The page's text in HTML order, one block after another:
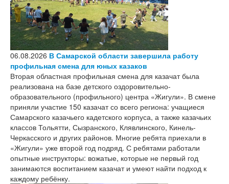
06.08.2026 В Самарской области завершила работу
профильная смена для юных казаков
Вторая областная профильная смена для казачат была
реализована на базе детского оздоровительно-
образовательного (профильного) центра «Жигули». В смене
приняли участие 150 казачат со всего региона: учащиеся
Самарского казачьего кадетского корпуса, а также казачьих
классов Тольятти, Сызранского, Клявлинского, Кинель-
Черкасского и других районов. Многие ребята приехали в
«Жигули» уже второй год подряд. С ребятами работали
опытные инструкторы: вожатые, которые не первый год
занимаются воспитанием казачат и умеют найти подход к
каждому ребёнку.